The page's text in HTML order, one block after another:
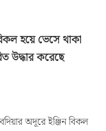
হয়ে ভেসে থাকা
উদ্ধার করেছে
অদূরে ইঞ্জিন বিকল